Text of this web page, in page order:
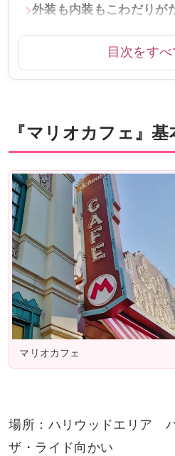
外装も内装もこわだりが
目次をす
『マリオカフェ』基
マリオカフェ
場所：ハリウッドエリア
ザ・ライド向かい